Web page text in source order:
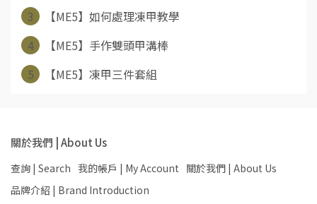
3
【ME5】如何處理凍甲教學
4
【ME5】手作雙頭甲溝棒
5
【ME5】凍甲三件套組
關於我們 | About Us
查詢 | Search 我的帳戶 | My Account 關於我們 | About Us
品牌介紹 | Brand Introduction